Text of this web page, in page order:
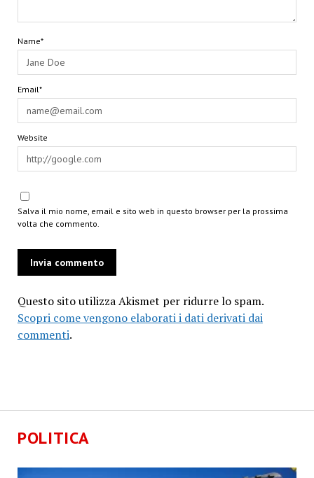
POLITICA
Name*
Email*
Website
Salva il mio nome, email e sito web in questo browser per la prossima
volta che commento.
Questo sito utilizza Akismet per ridurre lo spam.
Scopri come vengono elaborati i dati derivati dai
commenti.